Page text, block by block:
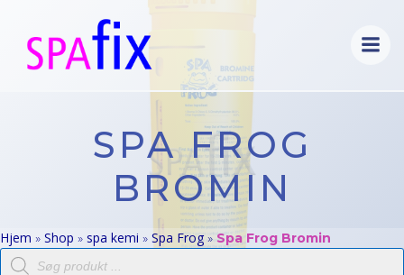
indhold
SPA FROG
BROMIN
Hjem » Shop » spa kemi » Spa Frog » Spa Frog Bromin
Products
search